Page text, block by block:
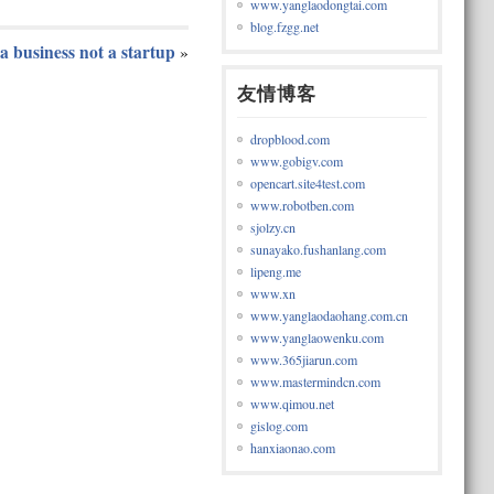
business not a startup»
www.yanglaodongtai.com
blog.fzgg.net
友情博客
dropblood.com
www.gobigv.com
opencart.site4test.com
www.robotben.com
sjolzy.cn
sunayako.fushanlang.com
lipeng.me
www.xn
www.yanglaodaohang.com.cn
www.yanglaowenku.com
www.365jiarun.com
www.mastermindcn.com
www.qimou.net
gislog.com
hanxiaonao.com